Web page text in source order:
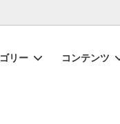
リー コンテンツ